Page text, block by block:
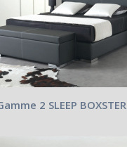
2 SLEEP BOXSTER